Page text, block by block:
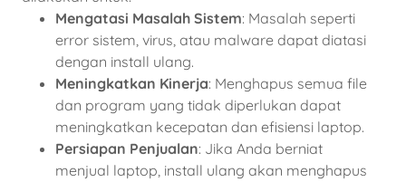
Mengatasi Masalah Sistem: Masalah seperti
error sistem, virus, atau malware dapat diatasi
dengan install ulang.
Meningkatkan Kinerja: Menghapus semua file
dan program yang tidak diperlukan dapat
meningkatkan kecepatan dan efisiensi laptop.
Persiapan Penjualan: Jika Anda berniat
menjual laptop, install ulang akan menghapus